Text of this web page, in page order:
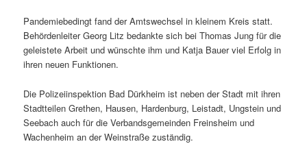
Pandemiebedingt fand der Amtswechsel in kleinem Kreis statt.
Behördenleiter Georg Litz bedankte sich bei Thomas Jung für die
geleistete Arbeit und wünschte ihm und Katja Bauer viel Erfolg in
ihren neuen Funktionen.
Die Polizeiinspektion Bad Dürkheim ist neben der Stadt mit ihren
Stadtteilen Grethen, Hausen, Hardenburg, Leistadt, Ungstein und
Seebach auch für die Verbandsgemeinden Freinsheim und
Wachenheim an der Weinstraße zuständig.